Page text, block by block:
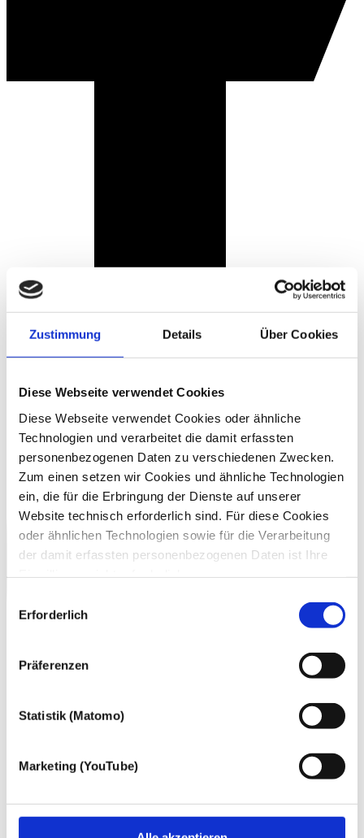
Zustimmung Details Über Cookies
Diese Webseite verwendet Cookies
Diese Webseite verwendet Cookies oder ähnliche
Technologien und verarbeitet die damit erfassten
personenbezogenen Daten zu verschiedenen Zwecken.
Zum einen setzen wir Cookies und ähnliche Technologien
ein, die für die Erbringung der Dienste auf unserer
Website technisch erforderlich sind. Für diese Cookies
oder ähnlichen Technologien sowie für die Verarbeitung
der damit erfassten personenbezogenen Daten ist Ihre
mit Ihrer ausdrücklichen Einwilligung einsetzen und die
Erforderlich
Präferenzen
Statistik (Matomo)
Marketing (YouTube)